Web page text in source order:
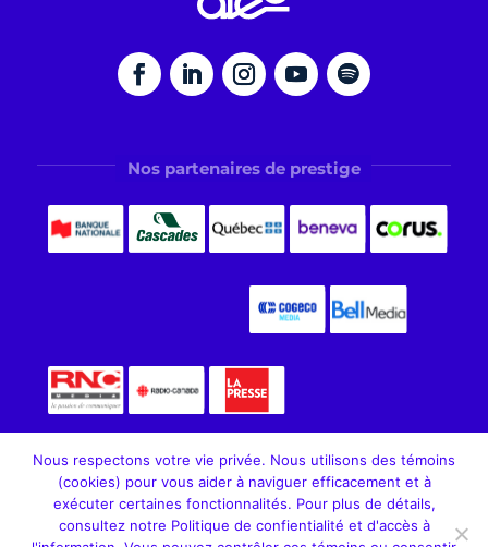
Nos partenaires de prestige
Nous respectons votre vie privée. Nous utilisons des témoins
(cookies) pour vous aider à naviguer efficacement et à
exécuter certaines fonctionnalités. Pour plus de détails,
consultez notre Politique de confientialité et d'accès à